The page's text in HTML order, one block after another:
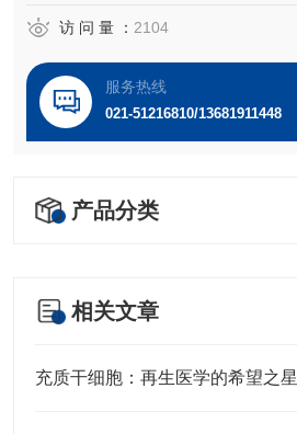
访 问 量 ： 2104
服务热线
021-51216810/13681911448
产品分类
相关文章
充质干细胞：再生医学的希望之星